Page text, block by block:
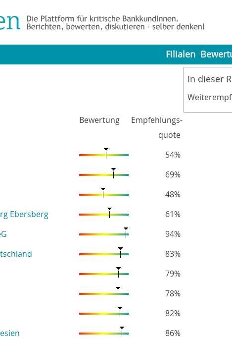
Filialen
In dieser
Bewertung
Empfehlungs-
quote
54%
69%
48%
Ebersberg
61%
94%
83%
79%
78%
82%
86%